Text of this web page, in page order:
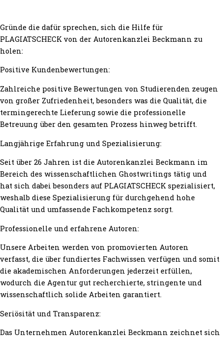
Gründe die dafür sprechen, sich die Hilfe für
PLAGIATSCHECK von der Autorenkanzlei Beckmann zu
holen:
Positive Kundenbewertungen:
Zahlreiche positive Bewertungen von Studierenden zeugen
von großer Zufriedenheit, besonders was die Qualität, die
termingerechte Lieferung sowie die professionelle
Betreuung über den gesamten Prozess hinweg betrifft.
Langjährige Erfahrung und Spezialisierung:
Seit über 26 Jahren ist die Autorenkanzlei Beckmann im
Bereich des wissenschaftlichen Ghostwritings tätig und
hat sich dabei besonders auf PLAGIATSCHECK spezialisiert,
weshalb diese Spezialisierung für durchgehend hohe
Qualität und umfassende Fachkompetenz sorgt.
Professionelle und erfahrene Autoren:
Unsere Arbeiten werden von promovierten Autoren
verfasst, die über fundiertes Fachwissen verfügen und somit
die akademischen Anforderungen jederzeit erfüllen,
wodurch die Agentur gut recherchierte, stringente und
wissenschaftlich solide Arbeiten garantiert.
Seriösität und Transparenz:
Das Unternehmen Autorenkanzlei Beckmann zeichnet sich